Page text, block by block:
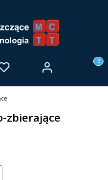
Ulubione Zaloguj się
zbierające